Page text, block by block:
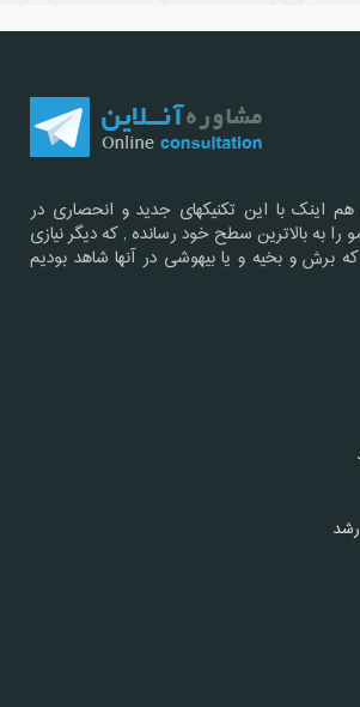
هم اینک با این تکنیکهای جدید و انحصاری در
را به بالاترین سطح خود رسانده , که دیگر نیازی
به روشهای FUT-FIT که برش و بخیه و یا بیهوشی در آنها شاهد بودیم